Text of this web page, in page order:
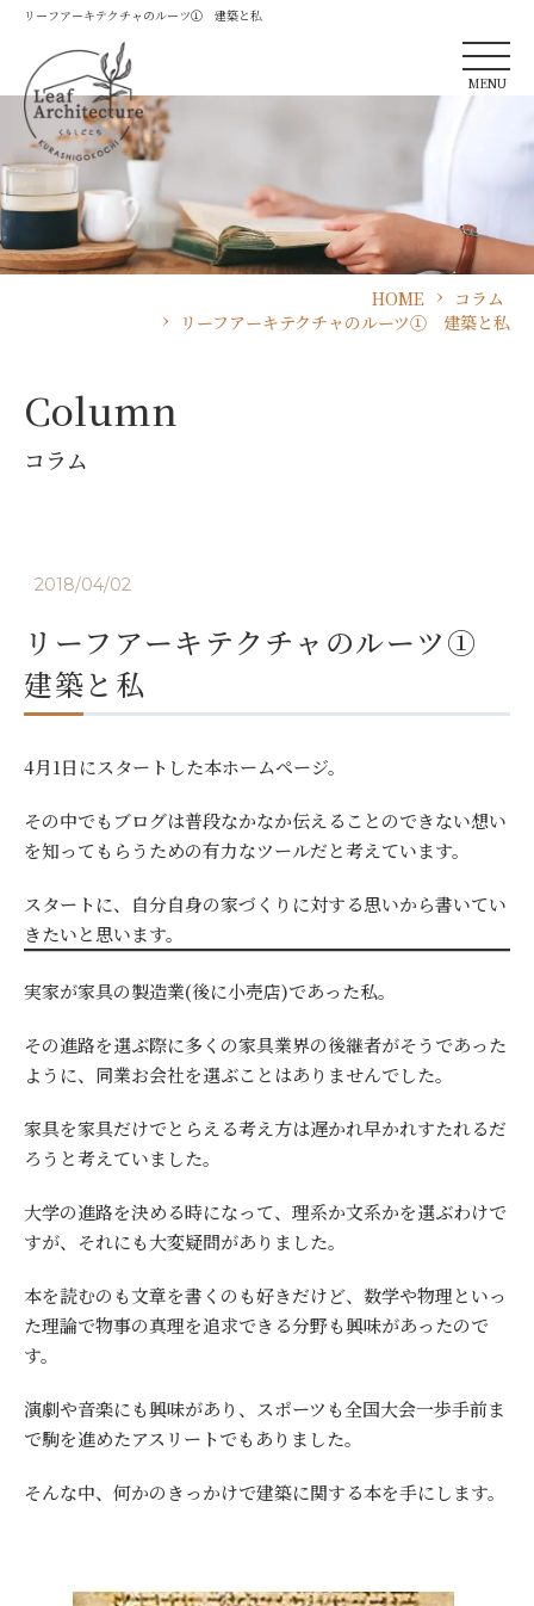
リーフアーキテクチャのルーツ① 建築と私
MENU
HOME
コラム
リーフアーキテクチャのルーツ① 建築と私
Column
コラム
2018/04/02
リーフアーキテクチャのルーツ①
建築と私
4月1日にスタートした本ホームページ。
その中でもブログは普段なかなか伝えることのできない想い
を知ってもらうための有力なツールだと考えています。
スタートに、自分自身の家づくりに対する思いから書いてい
きたいと思います。
実家が家具の製造業(後に小売店)であった私。
その進路を選ぶ際に多くの家具業界の後継者がそうであった
ように、同業お会社を選ぶことはありませんでした。
家具を家具だけでとらえる考え方は遅かれ早かれすたれるだ
ろうと考えていました。
大学の進路を決める時になって、理系か文系かを選ぶわけで
すが、それにも大変疑問がありました。
本を読むのも文章を書くのも好きだけど、数学や物理といっ
た理論で物事の真理を追求できる分野も興味があったので
す。
演劇や音楽にも興味があり、スポーツも全国大会一歩手前ま
で駒を進めたアスリートでもありました。
そんな中、何かのきっかけで建築に関する本を手にします。